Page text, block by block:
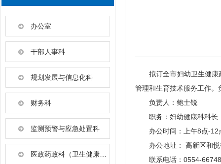
办公室
干部人事科
规划发展与信息化科
财务科
监测预警与应急处置科
拟订全市妇幼卫生健
管理和生育技术服务工作
负责人：鲍士锐
职务：妇幼健康科
办公时间：上午8点-
办公地址： 高新区和
联系电话：0554-